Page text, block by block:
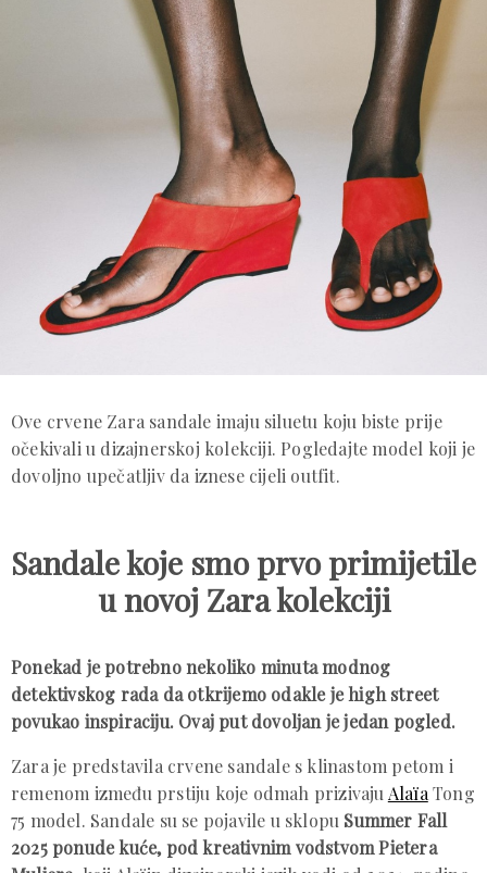
Ove crvene Zara sandale imaju siluetu koju biste prije
očekivali u dizajnerskoj kolekciji. Pogledajte model koji je
dovoljno upečatljiv da iznese cijeli outfit.
Sandale koje smo prvo primijetile
u novoj Zara kolekciji
Ponekad je potrebno nekoliko minuta modnog
detektivskog rada da otkrijemo odakle je high street
povukao inspiraciju. Ovaj put dovoljan je jedan pogled.
Zara je predstavila crvene sandale s klinastom petom i
remenom između prstiju koje odmah prizivajuAlaïaTong
75 model. Sandale su se pojavile u sklopu Summer Fall
2025 ponude kuće, pod kreativnim vodstvom Pietera